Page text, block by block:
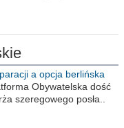
a opcja berlińska
Obywatelska dość
szeregowego posła..